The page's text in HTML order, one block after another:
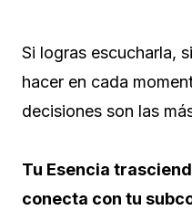
Si logras escucharla,
hacer en cada
decisiones son las
Tu Esencia
conecta con tu